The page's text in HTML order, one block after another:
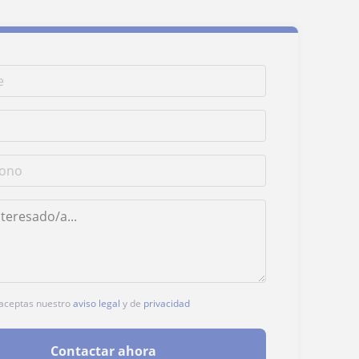
nuestroaviso legal y de privacidad
Contactar ahora